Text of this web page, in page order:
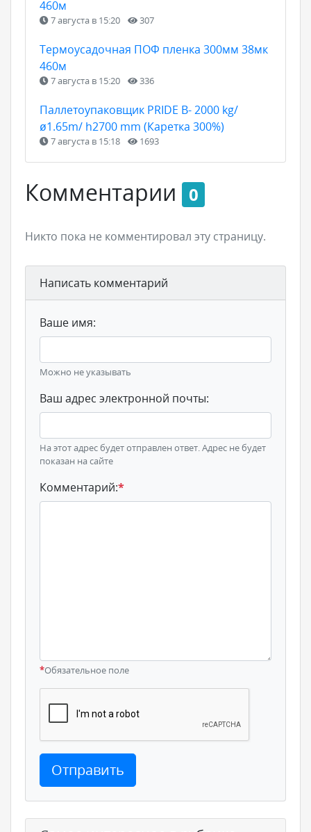
460м
7 августа в 15:20 307
Термоусадочная ПОФ пленка 300мм 38мк
460м
7 августа в 15:20 336
Паллетоупаковщик PRIDE В- 2000 kg/
ø1.65m/ h2700 mm (Каретка 300%)
7 августа в 15:18 1693
Комментарии 0
Никто пока не комментировал эту страницу.
Написать комментарий
Ваше имя:
Можно не указывать
Ваш адрес электронной почты:
На этот адрес будет отправлен ответ. Адрес не будет
показан на сайте
Комментарий:*
*Обязательное поле
Отправить